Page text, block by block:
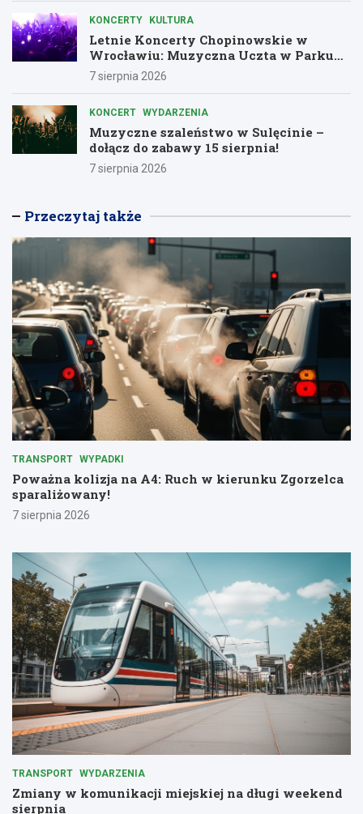
KONCERTY KULTURA
Letnie Koncerty Chopinowskie w
Wrocławiu: Muzyczna Uczta w Parku
Południowym!
7 sierpnia 2026
KONCERT WYDARZENIA
Muzyczne szaleństwo w Sulęcinie –
dołącz do zabawy 15 sierpnia!
7 sierpnia 2026
Przeczytaj także
TRANSPORT WYPADKI
Poważna kolizja na A4: Ruch w kierunku Zgorzelca
sparaliżowany!
7 sierpnia 2026
TRANSPORT WYDARZENIA
Zmiany w komunikacji miejskiej na długi weekend
sierpnia